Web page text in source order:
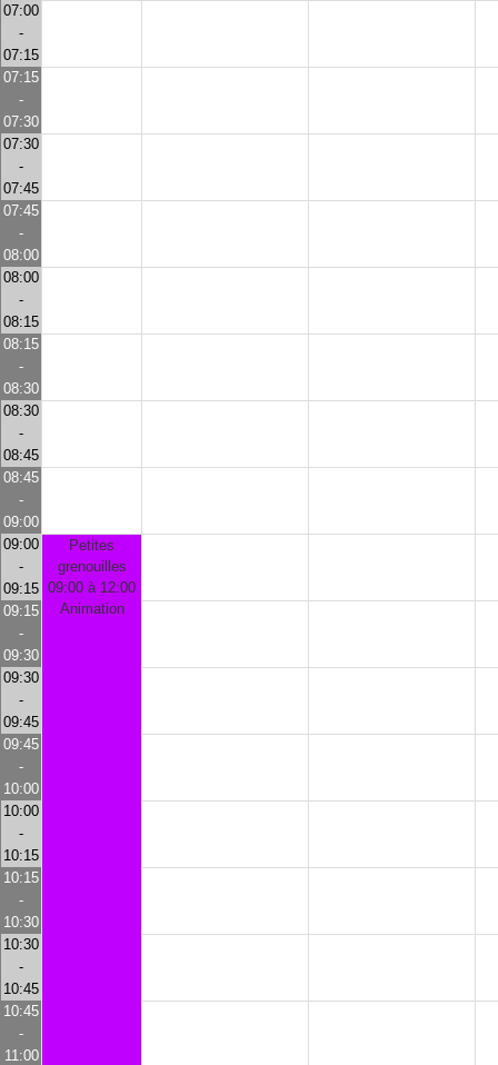
07:00
-
07:15
07:15
-
07:30
07:30
-
07:45
07:45
-
08:00
08:00
-
08:15
08:15
-
08:30
08:30
-
08:45
08:45
-
09:00
09:00
-
09:15
Petites
grenouilles
09:00 à 12:00
Animation
09:15
-
09:30
09:30
-
09:45
09:45
-
10:00
10:00
-
10:15
10:15
-
10:30
10:30
-
10:45
10:45
-
11:00